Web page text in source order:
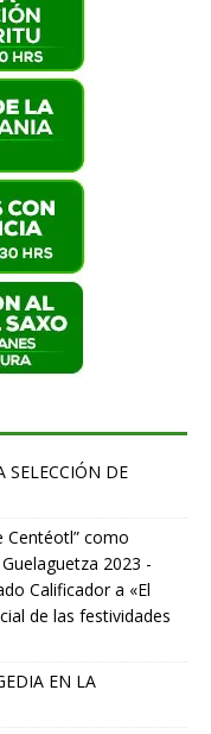
SELECCIÓN DE
Centéotl” como
2023 -
Calificador a «El
de las festividades
EN LA